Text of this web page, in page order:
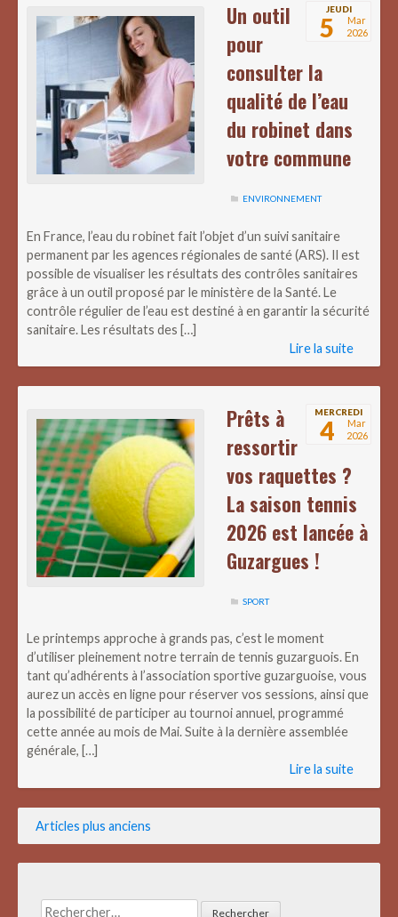
JEUDI
5
Mar
2026
Un outil
pour
consulter la
qualité de l’eau
du robinet dans
votre commune
ENVIRONNEMENT
En France, l’eau du robinet fait l’objet d’un suivi sanitaire
permanent par les agences régionales de santé (ARS). Il est
possible de visualiser les résultats des contrôles sanitaires
grâce à un outil proposé par le ministère de la Santé. Le
contrôle régulier de l’eau est destiné à en garantir la sécurité
sanitaire. Les résultats des […]
Lire la suite
MERCREDI
4
Mar
2026
Prêts à
ressortir
vos raquettes ?
La saison tennis
2026 est lancée à
Guzargues !
SPORT
Le printemps approche à grands pas, c’est le moment
d’utiliser pleinement notre terrain de tennis guzarguois. En
tant qu’adhérents à l’association sportive guzarguoise, vous
aurez un accès en ligne pour réserver vos sessions, ainsi que
la possibilité de participer au tournoi annuel, programmé
cette année au mois de Mai. Suite à la dernière assemblée
générale, […]
Lire la suite
Navigation
des
Articles plus anciens
Rechercher :